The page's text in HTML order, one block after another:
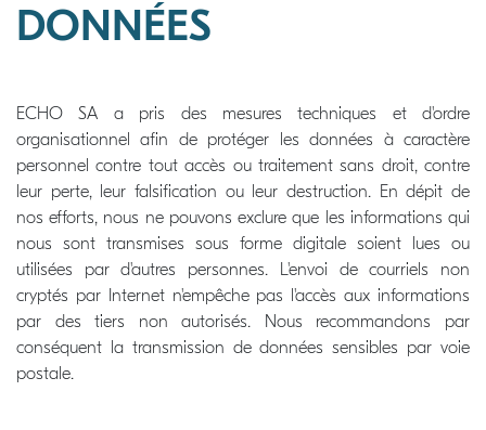
DONNÉES
ECHO SA a pris des mesures techniques et d'ordre
organisationnel afin de protéger les données à caractère
personnel contre tout accès ou traitement sans droit, contre
leur perte, leur falsification ou leur destruction. En dépit de
nos efforts, nous ne pouvons exclure que les informations qui
nous sont transmises sous forme digitale soient lues ou
utilisées par d'autres personnes. L'envoi de courriels non
cryptés par Internet n'empêche pas l'accès aux informations
par des tiers non autorisés. Nous recommandons par
conséquent la transmission de données sensibles par voie
postale.